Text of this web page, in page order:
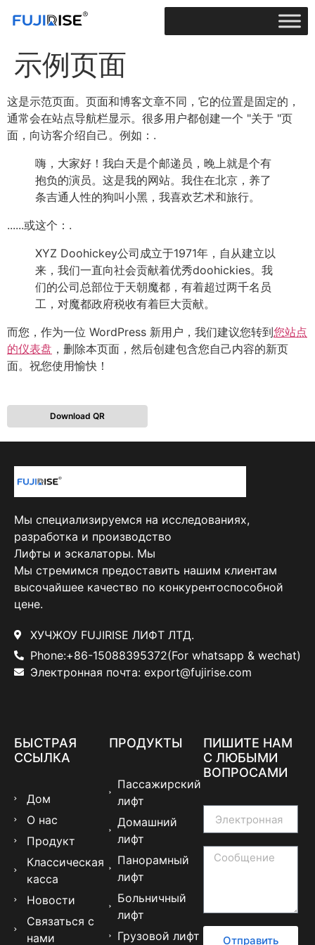
示例页面
这是示范页面。页面和博客文章不同，它的位置是固定的，
通常会在站点导航栏显示。很多用户都创建一个 "关于 "页
面，向访客介绍自己。例如：.
嗨，大家好！我白天是个邮递员，晚上就是个有
抱负的演员。这是我的网站。我住在北京，养了
条吉通人性的狗叫小黑，我喜欢艺术和旅行。
......或这个：.
XYZ Doohickey公司成立于1971年，自从建立以
来，我们一直向社会贡献着优秀doohickies。我
们的公司总部位于天朝魔都，有着超过两千名员
工，对魔都政府税收有着巨大贡献。
而您，作为一位 WordPress 新用户，我们建议您转到您站点
的仪表盘 ，删除本页面，然后创建包含您自己内容的新页
面。祝您使用愉快！
Download QR
Мы специализируемся на исследованиях,
разработка и производство
Лифты и эскалаторы. Мы
Мы стремимся предоставить нашим клиентам
высочайшее качество по конкурентоспособной
цене.
ХУЧЖОУ FUJIRISE ЛИФТ ЛТД.
Phone:+86-15088395372(For whatsapp & wechat)
Электронная почта: export@fujirise.com
БЫСТРАЯ
ССЫЛКА
Дом
О нас
Продукт
Классическая
касса
Новости
Связаться с
нами
ПРОДУКТЫ
Пассажирский
лифт
Домашний
лифт
Панорамный
лифт
Больничный
лифт
Грузовой лифт
ПИШИТЕ НАМ
С ЛЮБЫМИ
ВОПРОСАМИ
Отправить